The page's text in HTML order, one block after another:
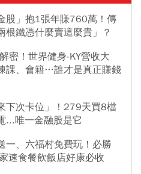
股」抱1張年賺760萬！傳
根鐵憑什麼賣這麼貴」？
密！世界健身-KY營收大
課、會籍…誰才是真正賺錢
下次卡位」！279天買8檔
...唯一金融股是它
一、六福村免費玩！必勝
速食餐飲飯店好康必收